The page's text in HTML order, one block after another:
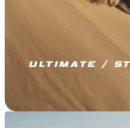
ULTIMATE /
JE M’ÉQUIPE